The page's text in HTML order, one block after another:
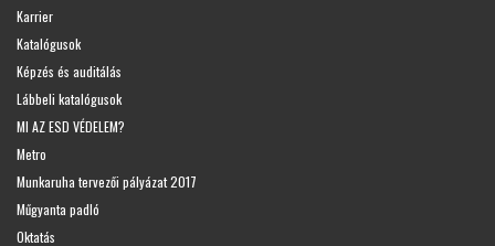
Karrier
Katalógusok
Képzés és auditálás
Lábbeli katalógusok
MI AZ ESD VÉDELEM?
Metro
Munkaruha tervezői pályázat 2017
Műgyanta padló
Oktatás